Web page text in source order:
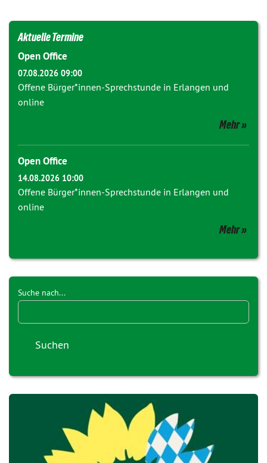
Aktuelle Termine
Open Office
07.08.2026 09:00
Offene Bürger*innen-Sprechstunde in Erlangen und
online
Mehr
Open Office
14.08.2026 10:00
Offene Bürger*innen-Sprechstunde in Erlangen und
online
Mehr
Suche nach...